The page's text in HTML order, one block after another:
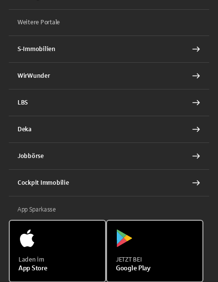
Weitere Portale
S-Immobilien
WirWunder
LBS
Deka
Jobbörse
Cockpit Immobilie
App Sparkasse
Laden im
App Store
JETZT BEI
Google Play